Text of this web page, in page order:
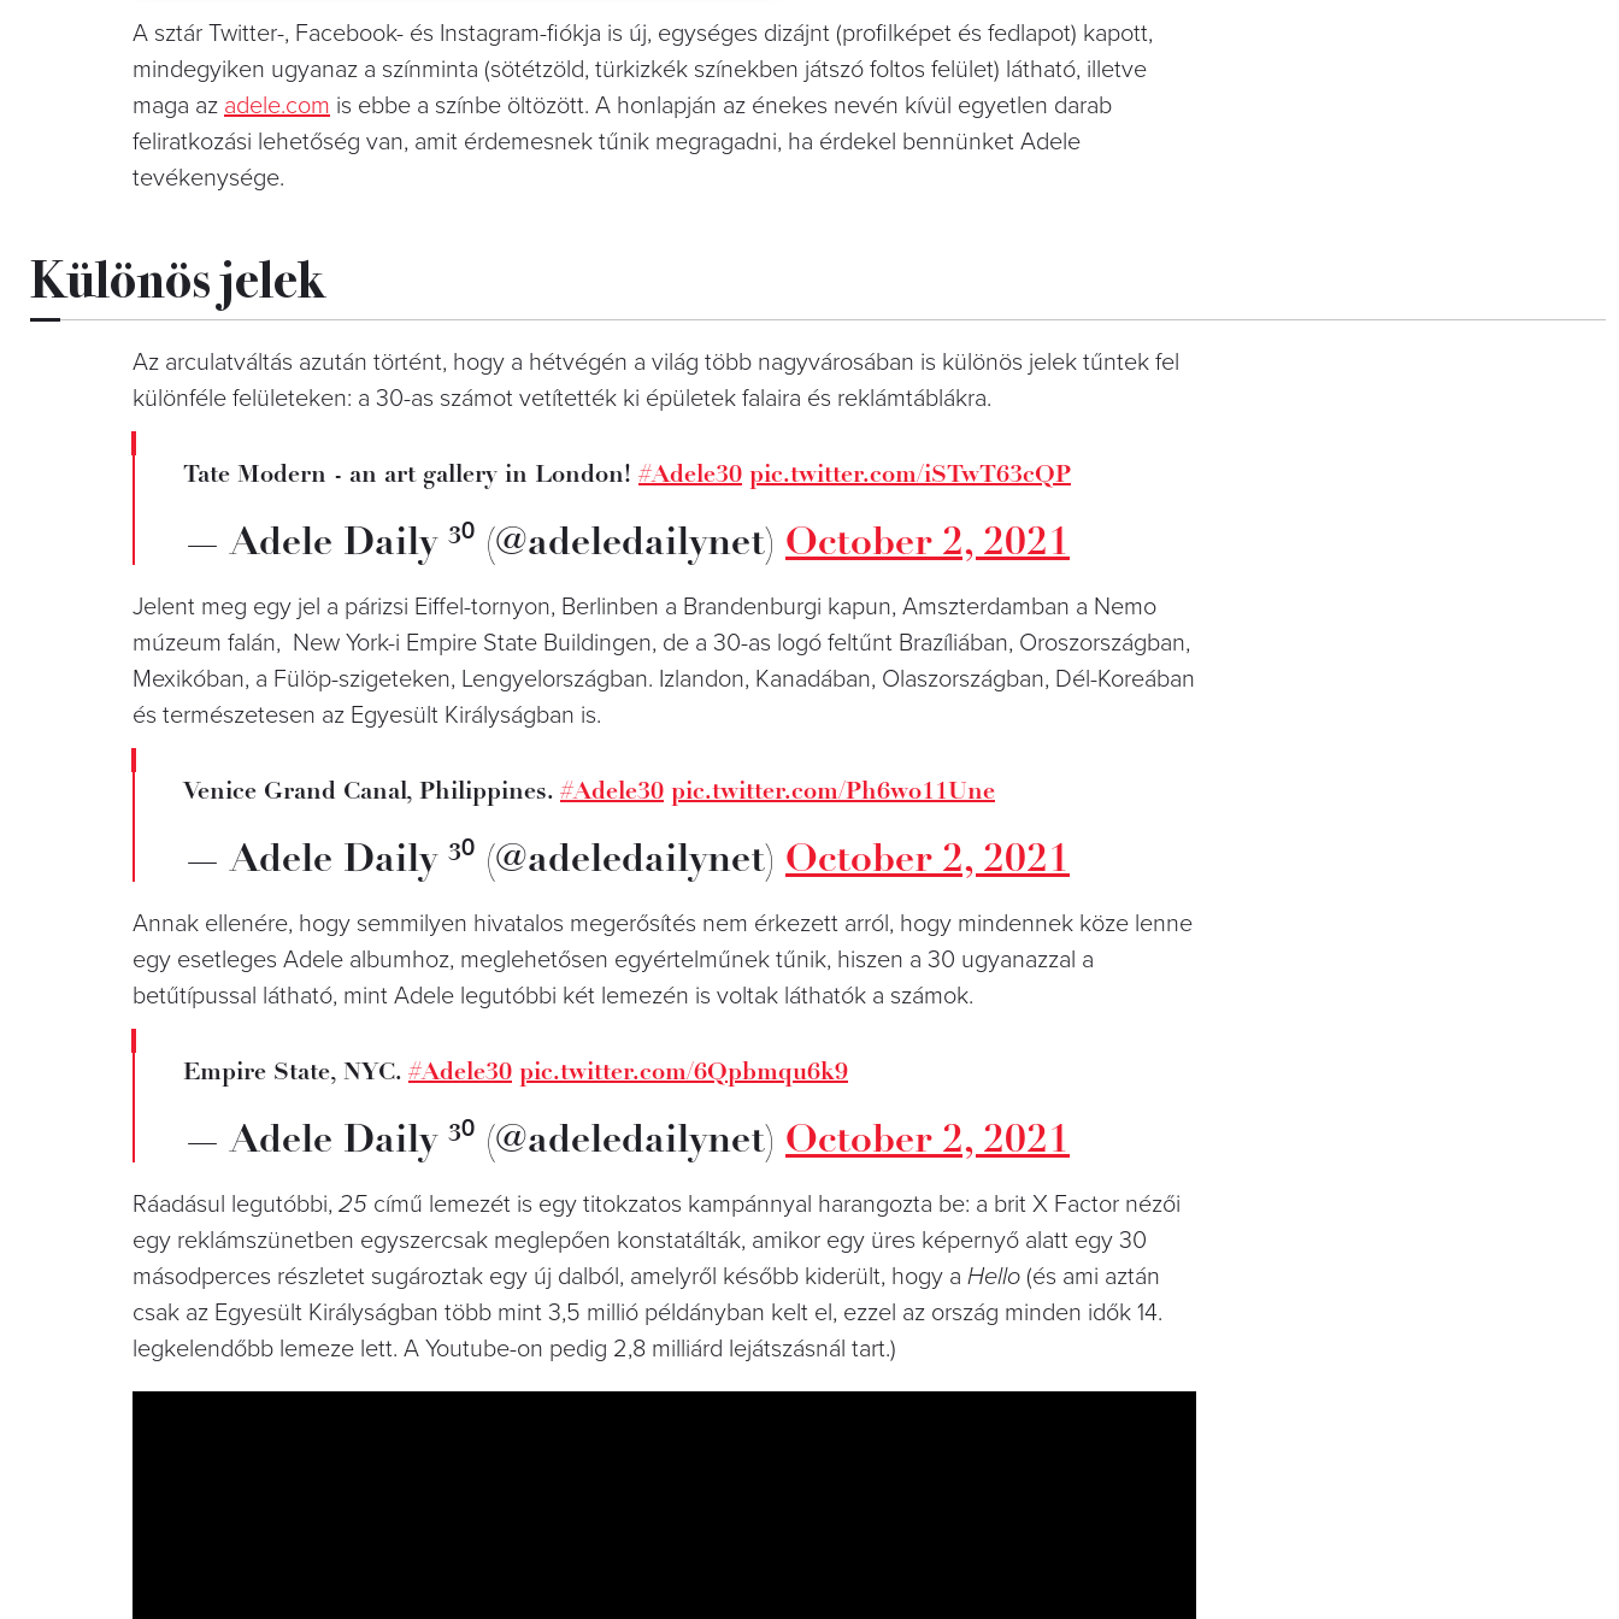
A sztár Twitter-, Facebook- és Instagram-fiókja is új, egységes dizájnt (profilképet és fedlapot) kapott,
mindegyiken ugyanaz a színminta (sötétzöld, türkizkék színekben játszó foltos felület) látható, illetve
maga az adele.com is ebbe a színbe öltözött. A honlapján az énekes nevén kívül egyetlen darab
feliratkozási lehetőség van, amit érdemesnek tűnik megragadni, ha érdekel bennünket Adele
tevékenysége.
Különös jelek
Az arculatváltás azután történt, hogy a hétvégén a világ több nagyvárosában is különös jelek tűntek fel
különféle felületeken: a 30-as számot vetítették ki épületek falaira és reklámtáblákra.
Tate Modern - an art gallery in London! #Adele30 pic.twitter.com/iSTwT63cQP
— Adele Daily ³⁰ (@adeledailynet) October 2, 2021
Jelent meg egy jel a párizsi Eiffel-tornyon, Berlinben a Brandenburgi kapun, Amszterdamban a Nemo
múzeum falán, New York-i Empire State Buildingen, de a 30-as logó feltűnt Brazíliában, Oroszországban,
Mexikóban, a Fülöp-szigeteken, Lengyelországban. Izlandon, Kanadában, Olaszországban, Dél-Koreában
és természetesen az Egyesült Királyságban is.
Venice Grand Canal, Philippines. #Adele30 pic.twitter.com/Ph6wo11Une
— Adele Daily ³⁰ (@adeledailynet) October 2, 2021
Annak ellenére, hogy semmilyen hivatalos megerősítés nem érkezett arról, hogy mindennek köze lenne
egy esetleges Adele albumhoz, meglehetősen egyértelműnek tűnik, hiszen a 30 ugyanazzal a
betűtípussal látható, mint Adele legutóbbi két lemezén is voltak láthatók a számok.
Empire State, NYC. #Adele30 pic.twitter.com/6Qpbmqu6k9
— Adele Daily ³⁰ (@adeledailynet) October 2, 2021
Ráadásul legutóbbi, 25 című lemezét is egy titokzatos kampánnyal harangozta be: a brit X Factor nézői
egy reklámszünetben egyszercsak meglepően konstatálták, amikor egy üres képernyő alatt egy 30
másodperces részletet sugároztak egy új dalból, amelyről később kiderült, hogy a Hello (és ami aztán
csak az Egyesült Királyságban több mint 3,5 millió példányban kelt el, ezzel az ország minden idők 14.
legkelendőbb lemeze lett. A Youtube-on pedig 2,8 milliárd lejátszásnál tart.)